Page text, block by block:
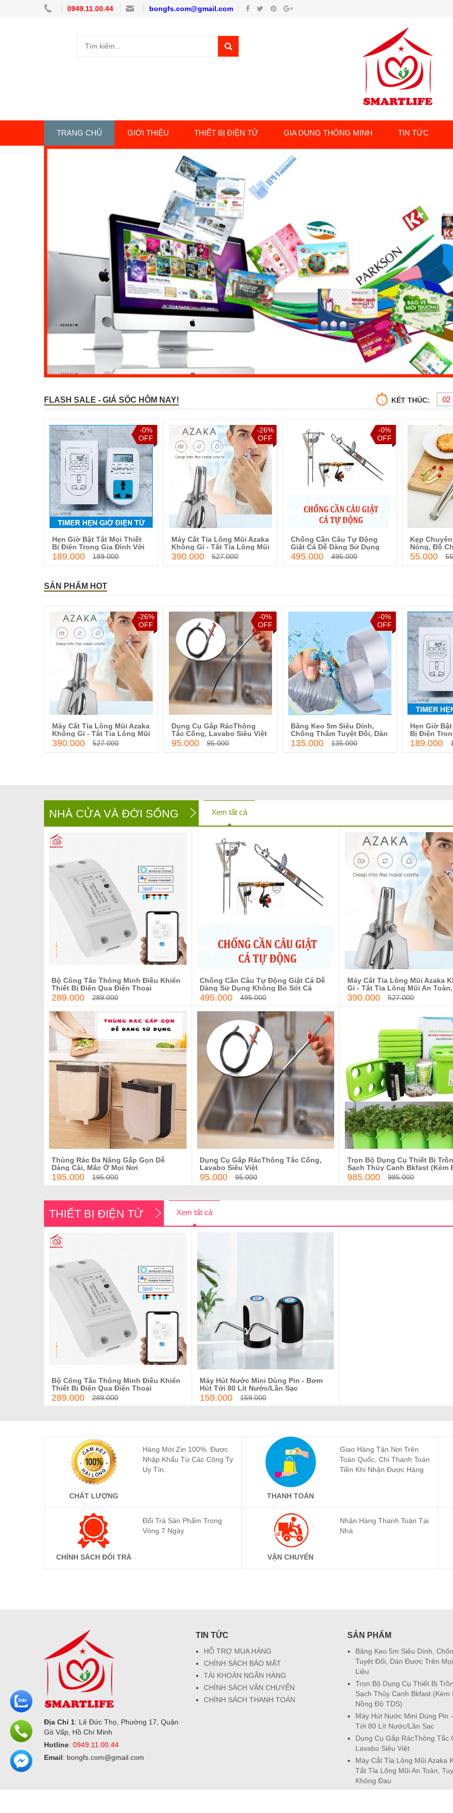
0949.11.00.44 bongfs.com@gmail.com
TRANG CHỦ GIỚI THIỆU THIẾT BỊ ĐIỆN TỬ GIA DỤNG THÔNG MINH TIN TỨC
FLASH SALE - GIÁ SỐC HÔM NAY! KẾT THÚC: 02
Thêm vào giỏ hàng
-0%
OFF
Hẹn Giờ Bật Tắt Mọi Thiết
Bị Điện Trong Gia Đình Với
Ổ Cắm Điện hẹn Giờ AL - 06
189.000 189.000
Thêm vào giỏ hàng
-26%
OFF
Máy Cắt Tỉa Lông Mũi Azaka
Không Gỉ - Tắt Tỉa Lông Mũi
An Toàn, Tuyệt Đối Không
Đau
390.000 527.000
Thêm vào giỏ hàng
-0%
OFF
Chống Cần Câu Tự Động
Giật Cá Dễ Dàng Sử Dụng
Không Bỏ Sót Cá
495.000 495.000
Kẹp
Nóng, Đồ
Gỉ
55.000
SẢN PHẨM HOT
Thêm vào giỏ hàng
-26%
OFF
Máy Cắt Tỉa Lông Mũi Azaka
Không Gỉ - Tắt Tỉa Lông Mũi
An Toàn, Tuyệt Đối Không
Đau
390.000 527.000
Thêm vào giỏ hàng
-0%
OFF
Dụng Cụ Gắp RácThông
Tắc Cống, Lavabo Siêu Việt
95.000 95.000
Thêm vào giỏ hàng
-0%
OFF
Băng Keo 5m Siêu Dính,
Chống Thấm Tuyệt Đối, Dán
Được Trên Mọi Chất Liệu
135.000 135.000
Hẹn Giờ
Bị Điện
Ổ Cắm Điện
189.000
NHÀ CỬA VÀ ĐỜI SỐNG Xem tất cả
Thêm vào giỏ hàng
Bộ Công Tắc Thông Minh Điều Khiển
Thiết Bị Điện Qua Điện Thoại
289.000 289.000
Thêm vào giỏ hàng
Chống Cần Câu Tự Động Giật Cá Dễ
Dàng Sử Dụng Không Bỏ Sót Cá
495.000 495.000
Thêm vào giỏ
Máy Cắt Tỉa Lông Mũi Azaka
Gỉ - Tắt Tỉa Lông Mũi An
Đối Không Đau
390.000 527.000
Thêm vào giỏ hàng
Thùng Rác Đa Năng Gấp Gọn Dễ
Dàng Cài, Mắc Ở Mọi Nơi
195.000 195.000
Thêm vào giỏ hàng
Dụng Cụ Gắp RácThông Tắc Cống,
Lavabo Siêu Việt
95.000 95.000
Thêm vào giỏ
Trọn Bộ Dụng Cụ Thiết Bị
Sạch Thủy Canh Bkfast (Kèm
Nồng Độ TDS)
985.000 985.000
THIẾT BỊ ĐIỆN TỬ Xem tất cả
Thêm vào giỏ hàng
Bộ Công Tắc Thông Minh Điều Khiển
Thiết Bị Điện Qua Điện Thoại
289.000 289.000
Thêm vào giỏ hàng
Máy Hút Nước Mini Dùng Pin - Bơm
Hút Tới 80 Lít Nước/Lần Sạc
159.000 159.000
CHẤT LƯỢNG
Hàng Mới Zin 100%. Được
Nhập Khẩu Từ Các Công Ty
Uy Tín.
THANH TOÁN
Giao Hàng Tận Nơi Trên
Toàn Quốc, Chỉ Thanh Toán
Tiền Khi Nhận Được Hàng
CHÍNH SÁCH ĐỔI TRẢ
Đổi Trả Sản Phẩm Trong
Vòng 7 Ngày
VẬN CHUYỂN
Nhận Hàng Thanh Toán Tại
Nhà
Địa Chỉ 1: Lê Đức Thọ, Phường 17, Quận
Gò Vấp, Hồ Chí Minh
Hotline: 0949.11.00.44
Email: bongfs.com@gmail.com
TIN TỨC
HỖ TRỢ MUA HÀNG
CHÍNH SÁCH BẢO MẬT
TÀI KHOẢN NGÂN HÀNG
CHÍNH SÁCH VẬN CHUYỂN
CHÍNH SÁCH THANH TOÁN
SẢN PHẨM
Băng Keo 5m Siêu Dính,
Tuyệt Đối, Dán Được Trên
Liệu
Trọn Bộ Dụng Cụ Thiết Bị
Sạch Thủy Canh Bkfast (Kèm
Nồng Độ TDS)
Máy Hút Nước Mini Dùng Pin
Tới 80 Lít Nước/Lần Sạc
Dụng Cụ Gắp RácThông Tắc
Lavabo Siêu Việt
Máy Cắt Tỉa Lông Mũi Azaka
Tắt Tỉa Lông Mũi An Toàn,
Không Đau